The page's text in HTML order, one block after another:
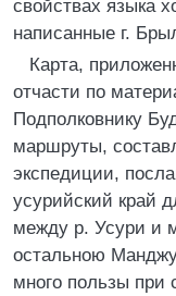
свойствах языка
написанные г.
Карта,
отчасти по
Подполковнику
маршруты,
экспедиции,
усурийский край
между р. Усури и
остальною
много пользы при